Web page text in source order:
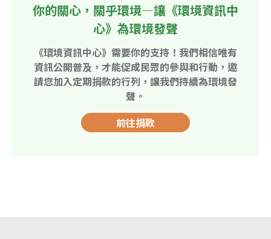
你的關心，關乎環境—讓《環境資訊中
心》為環境發聲
《環境資訊中心》需要你的支持！我們相信唯有
資訊公開普及，才能促成民眾的參與和行動，邀
請您加入定期捐款的行列，讓我們持續為環境發
聲。
前往捐款